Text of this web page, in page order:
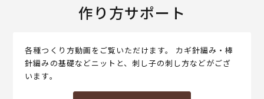
作り方サポート
各種つくり方動画をご覧いただけます。 カギ針編み・棒
針編みの基礎などニットと、刺し子の刺し方などがござ
います。